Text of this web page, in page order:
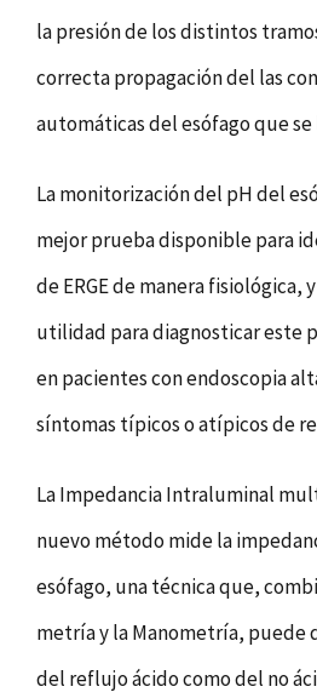
la presión de los distintos
correcta propagación del las
automáticas del esófago que
La monitorización del pH del
mejor prueba disponible para
de ERGE de manera fisiológica,
utilidad para diagnosticar este
en pacientes con endoscopia
síntomas típicos o atípicos de
La Impedancia Intraluminal
nuevo método mide la
esófago, una técnica que,
metría y la Manometría, puede
del reflujo ácido como del no